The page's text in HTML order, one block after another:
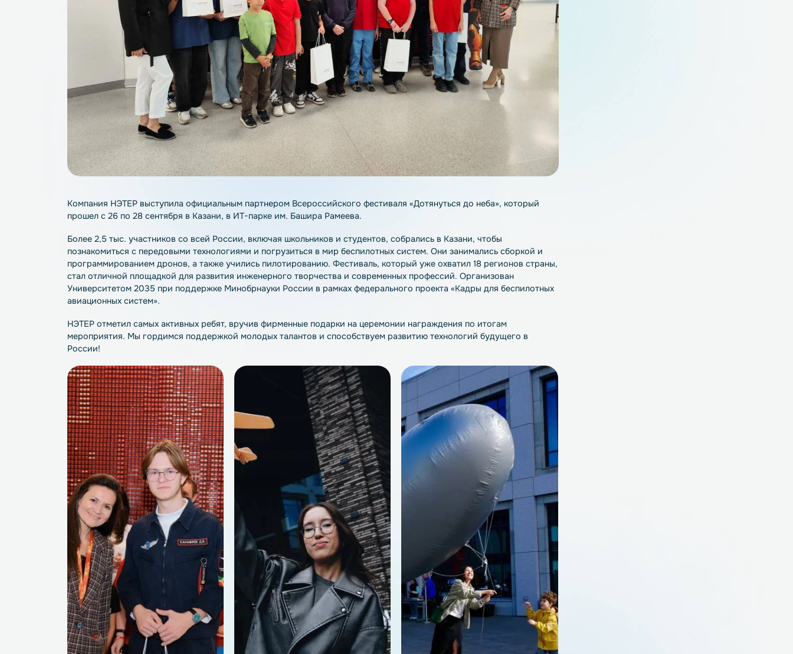
Компания НЭТЕР выступила официальным партнером Всероссийского фестиваля «Дотянуться до неба», который
прошел с 26 по 28 сентября в Казани, в ИТ-парке им. Башира Рамеева.
Более 2,5 тыс. участников со всей России, включая школьников и студентов, собрались в Казани, чтобы
познакомиться с передовыми технологиями и погрузиться в мир беспилотных систем. Они занимались сборкой и
стал отличной площадкой для развития инженерного творчества и современных профессий. Организован
Университетом 2035 при поддержке Минобрнауки России в рамках федерального проекта «Кадры для беспилотных
авиационных систем».
НЭТЕР отметил самых активных ребят, вручив фирменные подарки на церемонии награждения по итогам
мероприятия. Мы гордимся поддержкой молодых талантов и способствуем развитию технологий будущего в
России!